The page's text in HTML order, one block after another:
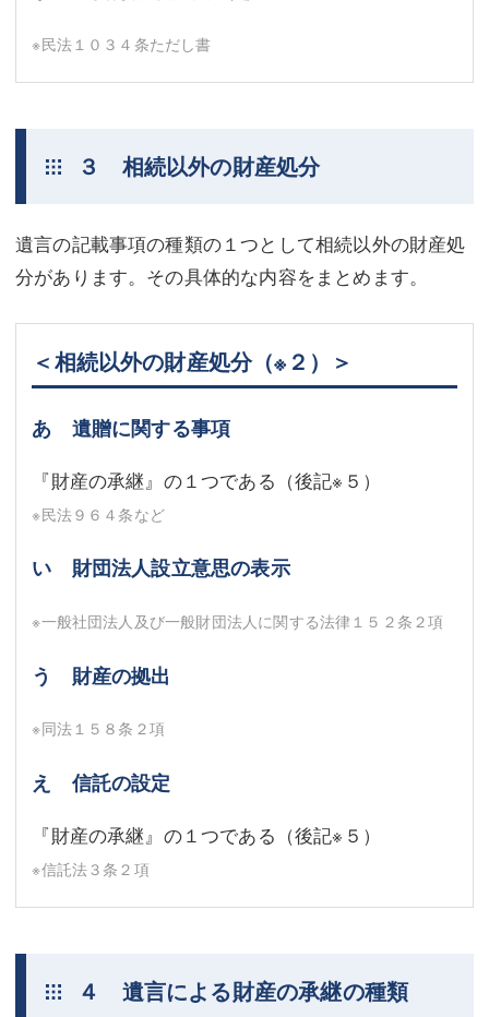
※民法１０３４条ただし書
３ 相続以外の財産処分
遺言の記載事項の種類の１つとして相続以外の財産処
分があります。その具体的な内容をまとめます。
＜相続以外の財産処分（※２） ＞
あ 遺贈に関する事項
『財産の承継』の１つである（後記※５ ）
※民法９６４条など
い 財団法人設立意思の表示
※一般社団法人及び一般財団法人に関する法律１５２条２項
う 財産の拠出
※同法１５８条２項
え 信託の設定
『財産の承継』の１つである（後記※５ ）
※信託法３条２項
４ 遺言による財産の承継の種類